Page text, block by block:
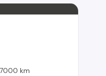
km